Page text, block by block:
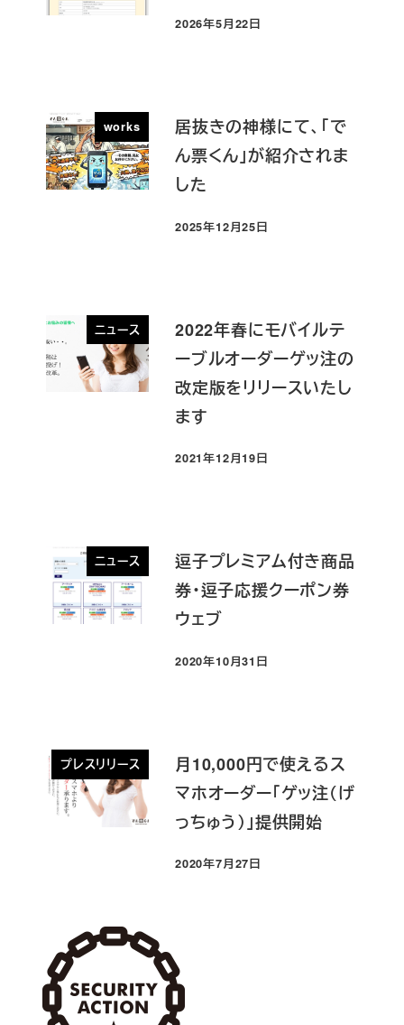
投稿日
2026年5月22日
works
居抜きの神様にて、「で
ん票くん」が紹介されま
した
投稿日
2025年12月25日
ニュース
2022年春にモバイルテ
ーブルオーダーゲッ注の
改定版をリリースいたし
ます
投稿日
2021年12月19日
ニュース
逗子プレミアム付き商品
券・逗子応援クーポン券
ウェブ
投稿日
2020年10月31日
プレスリリース
月10,000円で使えるス
マホオーダー「ゲッ注（げ
っちゅう）」提供開始
投稿日
2020年7月27日